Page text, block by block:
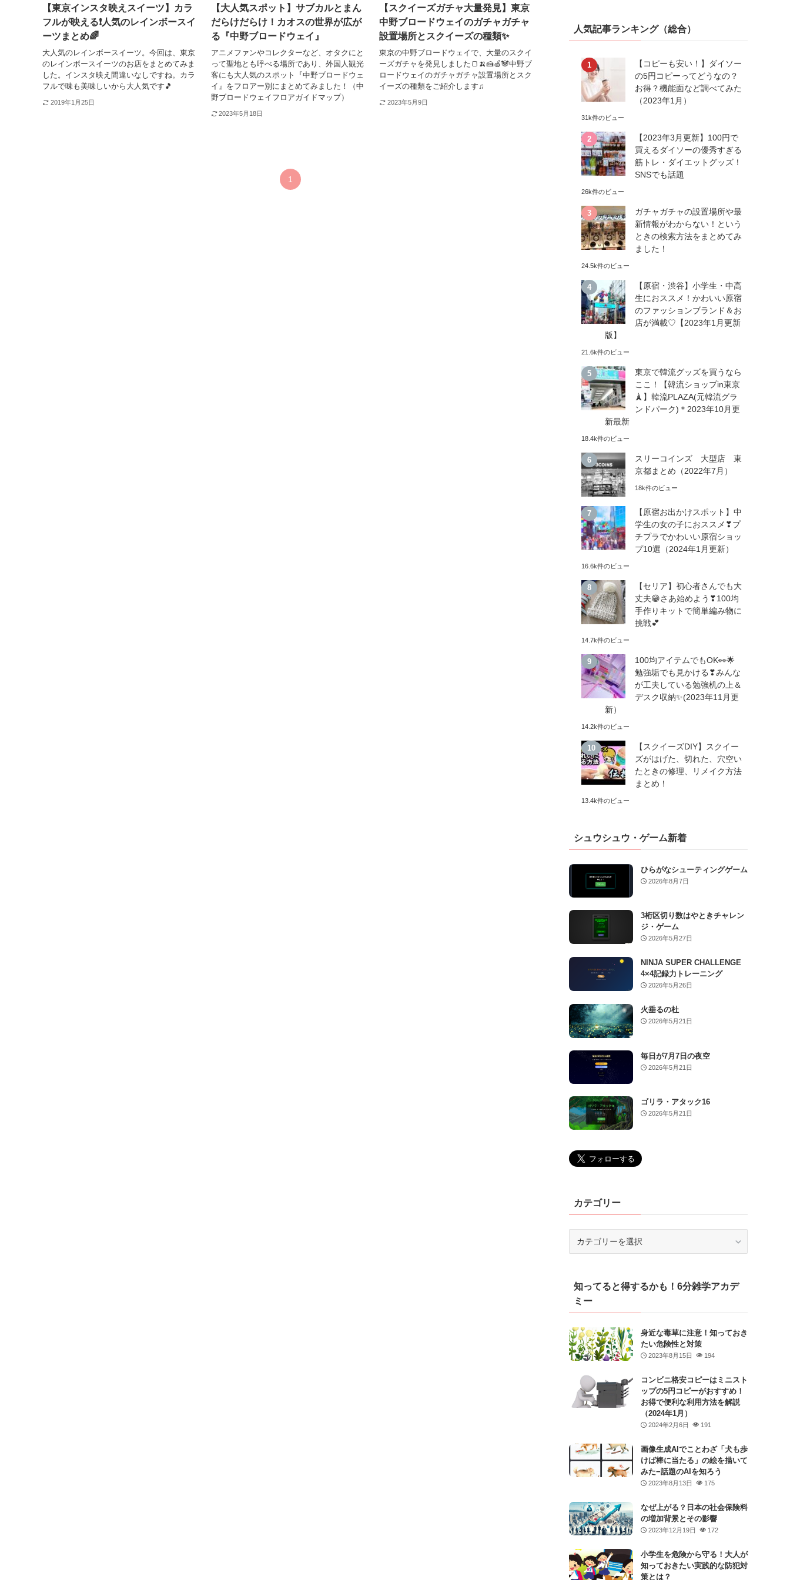
【東京インスタ映えスイーツ】カラ
フルが映える❗️人気のレインボースイ
ーツまとめ🌈
大人気のレインボースイーツ。今回は、東京
のレインボースイーツのお店をまとめてみま
した。インスタ映え間違いなしですね。カラ
フルで味も美味しいから大人気です🎵
2019年1月25日
【大人気スポット】サブカルとまん
だらけだらけ！カオスの世界が広が
る『中野ブロードウェイ』
アニメファンやコレクターなど、オタクにと
って聖地とも呼べる場所であり、外国人観光
客にも大人気のスポット『中野ブロードウェ
イ』をフロアー別にまとめてみました！（中
野ブロードウェイフロアガイドマップ）
2023年5月18日
【スクイーズガチャ大量発見】東京
中野ブロードウェイのガチャガチャ
設置場所とスクイーズの種類✨
東京の中野ブロードウェイで、大量のスクイ
ーズガチャを発見しました🍞🍌🍰🍏🐼中野ブ
ロードウェイのガチャガチャ設置場所とスク
イーズの種類をご紹介します♫
2023年5月9日
1
人気記事ランキング（総合）
【コピーも安い！】ダイソー
の5円コピーってどうなの？
お得？機能面など調べてみた
（2023年1月）
31k件のビュー
【2023年3月更新】100円で
買えるダイソーの優秀すぎる
筋トレ・ダイエットグッズ！
SNSでも話題
26k件のビュー
ガチャガチャの設置場所や最
新情報がわからない！という
ときの検索方法をまとめてみ
ました！
24.5k件のビュー
【原宿・渋谷】小学生・中高
生におススメ！かわいい原宿
のファッションブランド＆お
店が満載♡【2023年1月更新
版】
21.6k件のビュー
東京で韓流グッズを買うなら
ここ！【韓流ショップin東京
🗼】韓流PLAZA(元韓流グラ
ンドパーク)＊2023年10月更
新最新
18.4k件のビュー
スリーコインズ 大型店 東
京都まとめ（2022年7月）
18k件のビュー
【原宿お出かけスポット】中
学生の女の子におススメ❣プ
チプラでかわいい原宿ショッ
プ10選（2024年1月更新）
16.6k件のビュー
【セリア】初心者さんでも大
丈夫😁さあ始めよう❣100均
手作りキットで簡単編み物に
挑戦💕
14.7k件のビュー
100均アイテムでもOK👀🌟
勉強垢でも見かける❣みんな
が工夫している勉強机の上＆
デスク収納✨(2023年11月更
新）
14.2k件のビュー
【スクイーズDIY】スクイー
ズがはげた、切れた、穴空い
たときの修理、リメイク方法
まとめ！
13.4k件のビュー
シュウシュウ・ゲーム新着
ひらがなシューティングゲーム
2026年8月7日
3桁区切り数はやときチャレン
ジ・ゲーム
2026年5月27日
NINJA SUPER CHALLENGE
4×4記録力トレーニング
2026年5月26日
火垂るの杜
2026年5月21日
毎日が7月7日の夜空
2026年5月21日
ゴリラ・アタック16
2026年5月21日
カテゴリー
ー知ってると得するかも！6分雑学アカデ
ミー
身近な毒草に注意！知っておき
たい危険性と対策
2023年8月15日 194
コンビニ格安コピーはミニスト
ップの5円コピーがおすすめ！
お得で便利な利用方法を解説
（2024年1月）
2024年2月6日 191
画像生成AIでことわざ「犬も歩
けば棒に当たる」の絵を描いて
みた−話題のAIを知ろう
2023年8月13日 175
なぜ上がる？日本の社会保険料
の増加背景とその影響
2023年12月19日 172
小学生を危険から守る！大人が
知っておきたい実践的な防犯対
策とは？